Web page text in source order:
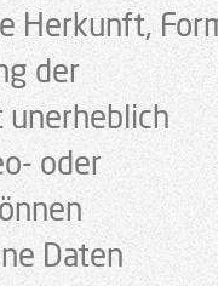
Herkunft,
der
oder
Daten